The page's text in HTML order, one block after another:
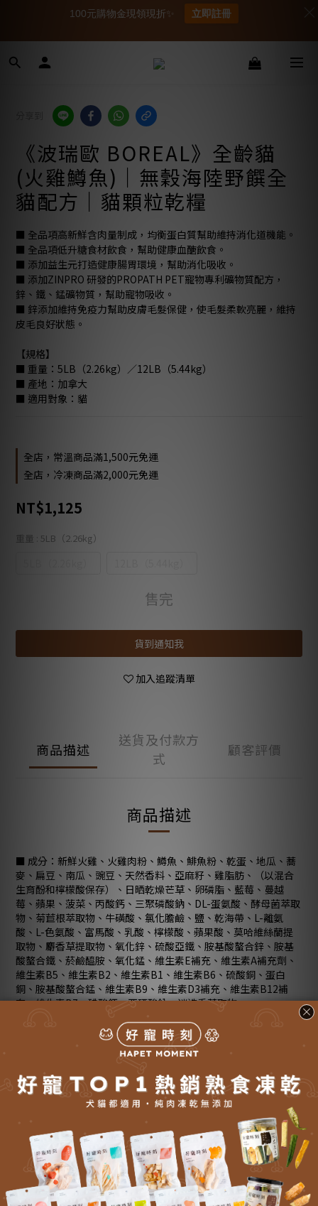
《波瑞歐 BOREAL》全齡貓
(火雞鱒魚)｜無穀海陸野饌全
貓配方｜貓顆粒乾糧
■ 全品項高新鮮含肉量制成，均衡蛋白質幫助維持消化道機能。
■ 全品項低升糖食材飲食，幫助健康血醣飲食。
■ 添加益生元打造健康腸胃環境，幫助消化吸收。
■ 添加ZINPRO 研發的PROPATH PET寵物專利礦物質配方，
鋅、鐵、錳礦物質，幫助寵物吸收。
■ 鋅添加維持免疫力幫助皮膚毛髮保健，使毛髮柔軟亮麗，維持
皮毛良好狀態。
【規格】
■ 重量：5LB（2.26kg）／12LB（5.44kg）
■ 產地：加拿大
■ 適用對象：貓
全店，常溫商品滿1,500元免運
全店，冷凍商品滿2,000元免運
NT$1,125
重量 : 5LB（2.26kg）
售完
貨到通知我
加入追蹤清單
商品描述
送貨及付款方
式
顧客評價
商品描述
■ 成分：新鮮火雞、火雞肉粉、鱒魚、鯡魚粉、乾蛋、地瓜、蕎
麥、扁豆、南瓜、豌豆、天然香料、亞麻籽、雞脂肪、（以混合
生育酚和檸檬酸保存）、日晒乾燥芒草、卵磷脂、藍莓、蔓越
莓、蘋果、菠菜、丙酸鈣、三聚磷酸鈉、DL-蛋氨酸、酵母菌萃取
物、菊苣根萃取物、牛磺酸、氯化膽鹼、鹽、乾海帶、L-離氨
酸、L-色氨酸、富馬酸、乳酸、檸檬酸、蘋果酸、莫哈維絲蘭提
取物、麝香草提取物、氧化鋅、硫酸亞鐵、胺基酸螯合鋅、胺基
酸螯合鐵、菸鹼醯胺、氧化錳、維生素E補充、維生素A補充劑、
維生素B5、維生素B2、維生素B1、維生素B6、硫酸銅、蛋白
銅、胺基酸螯合錳、維生素B9、維生素D3補充、維生素B12補
充、維生素B7、碘酸鈣、亞硒酸鈉、迷迭香萃取物
■ 營養分析：蛋白質（最低）36.0%、脂肪（最低）16.0%、纖
維（最高）6.0%、水分（最高）10.0%、灰分（最高）9.0%、鈣
（最低）1.8%、磷（最低）1.1%、鎂（最低）0.12%、Omega-
3脂肪酸（最低）1.3%、Omega-6脂肪酸（最低）2.8%、鋅（最
低）100毫克/公斤、熱量3492 kcal/kg
■ 高含肉含量值：78%來自於雞肉肉類蛋白；22%來自蔬果植物
蛋白；0%含有麩質及馬鈴薯
了解更多
100元購物金現領現折✨ 立即註冊